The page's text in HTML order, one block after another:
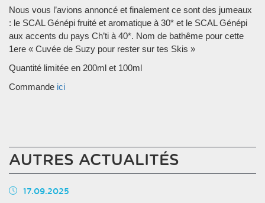
Nous vous l’avions annoncé et finalement ce sont des jumeaux
: le SCAL Génépi fruité et aromatique à 30* et le SCAL Génépi
aux accents du pays Ch’ti à 40*. Nom de bathême pour cette
1ere « Cuvée de Suzy pour rester sur tes Skis »
Quantité limitée en 200ml et 100ml
Commande ici
AUTRES ACTUALITÉS
17.09.2025